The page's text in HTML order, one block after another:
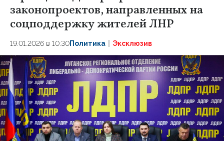
законопроектов, направленных на
соцподдержку жителей ЛНР
19.01.2026 в 10:30Политика Эксклюзив